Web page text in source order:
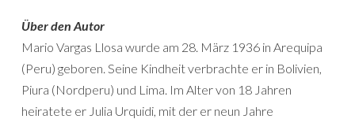
Über den Autor
Mario Vargas Llosa wurde am 28. März 1936 in Arequipa
(Peru) geboren. Seine Kindheit verbrachte er in Bolivien,
Piura (Nordperu) und Lima. Im Alter von 18 Jahren
heiratete er Julia Urquidi, mit der er neun Jahre